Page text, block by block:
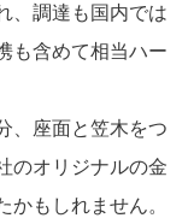
調達も国内では
も含めて相当ハー
座面と笠木をつ
のオリジナルの金
かもしれません。